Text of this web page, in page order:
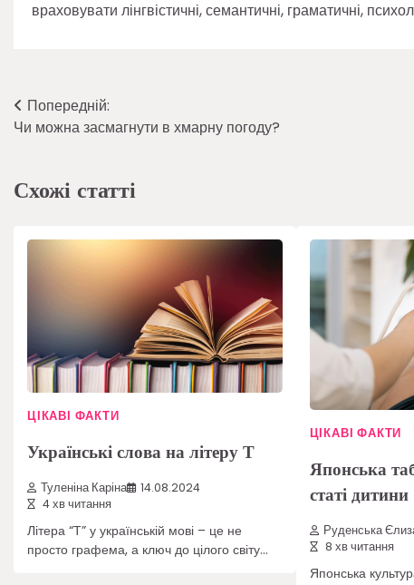
враховувати лінгвістичні, семантичні, граматичні,
Навігація
записів
Попередній:
Чи можна засмагнути в хмарну погоду?
Схожі статті
ЦІКАВІ ФАКТИ
Українські слова на літеру Т
Туленіна Каріна
14.08.2024
4 хв читання
Літера “Т” у українській мові – це не
просто графема, а ключ до цілого світу…
ЦІКАВІ ФАКТИ
Японська
статі дитини
Руденська
8 хв читання
Японська